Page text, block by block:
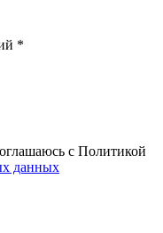
*
с Политикой
данных